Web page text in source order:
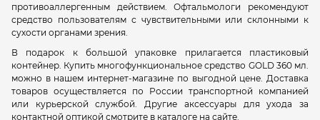
противоаллергенным действием. Офтальмологи рекомендуют
средство пользователям с чувствительными или склонными к
сухости органами зрения.
В подарок к большой упаковке прилагается пластиковый
контейнер. Купить многофункциональное средство GOLD 360 мл.
можно в нашем интернет-магазине по выгодной цене. Доставка
товаров осуществляется по России транспортной компанией
или курьерской службой. Другие аксессуары для ухода за
контактной оптикой смотрите в каталоге на сайте.